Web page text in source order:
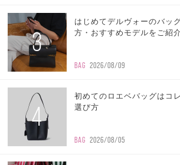
3
はじめてデルヴォーのバッ
方・おすすめモデルをご紹
BAG 2026/08/09
4
初めてのロエベバッグはコ
選び方
BAG 2026/08/05